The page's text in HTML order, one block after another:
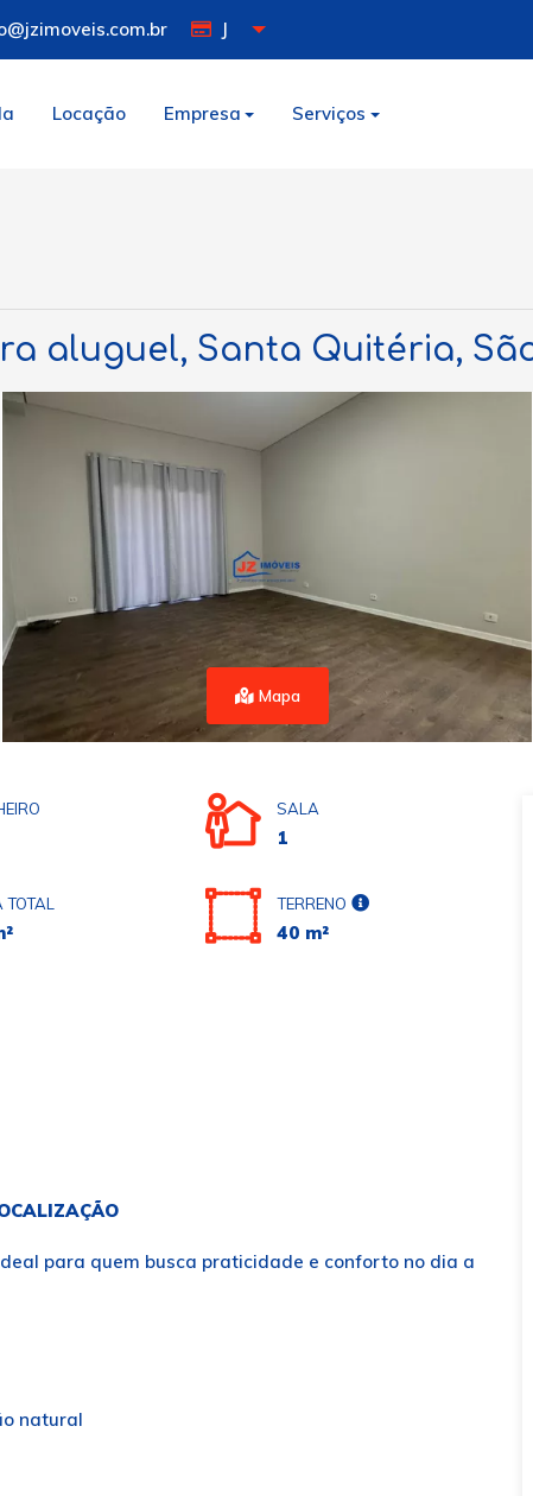
J
Locação Empresa Serviços
aluguel, Santa Quitéria,
Mapa
SALA
1
TOTAL TERRENO
40 m²
para quem busca praticidade e conforto no dia a
natural